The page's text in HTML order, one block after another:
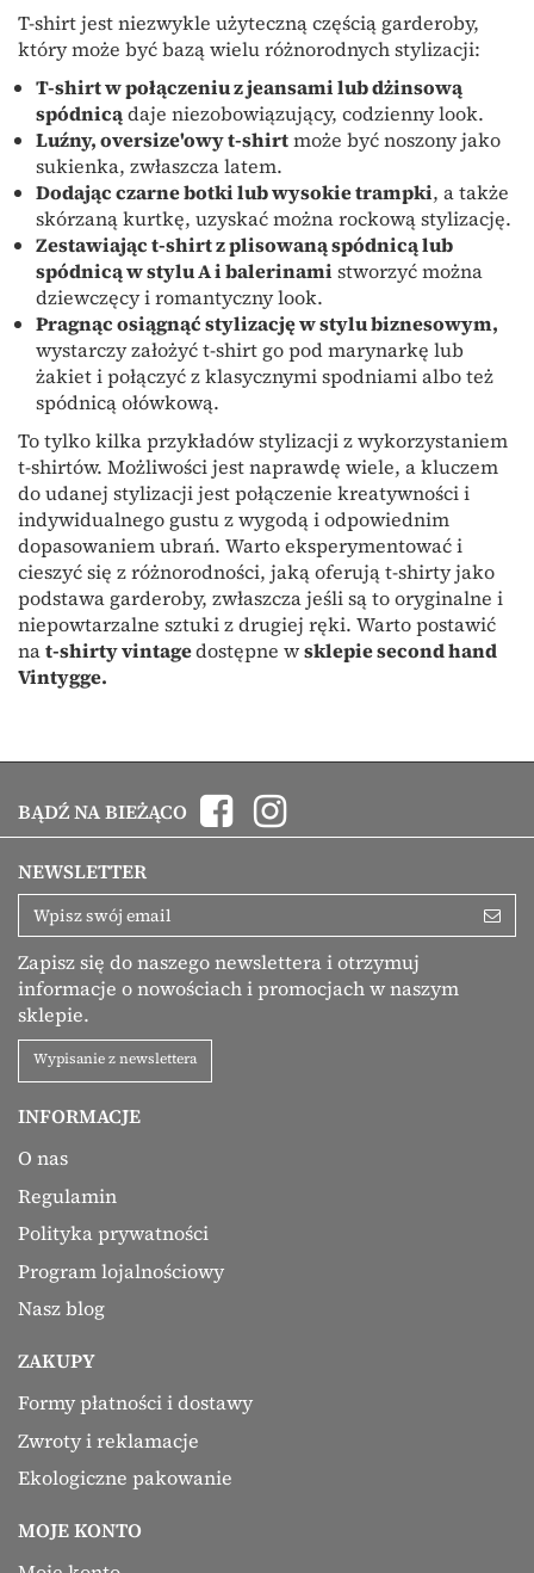
T-shirt jest niezwykle użyteczną częścią garderoby,
który może być bazą wielu różnorodnych stylizacji:
T-shirt w połączeniu z jeansami lub dżinsową
spódnicądaje niezobowiązujący, codzienny look.
Luźny, oversize'owy t-shirtmoże być noszony jako
sukienka, zwłaszcza latem.
Dodając czarne botki lub wysokie trampki, a także
skórzaną kurtkę, uzyskać można rockową stylizację.
Zestawiając t-shirt z plisowaną spódnicą lub
spódnicą w stylu A i balerinami stworzyć można
dziewczęcy i romantyczny look.
Pragnąc osiągnąć stylizację w stylu biznesowym,
wystarczy założyć t-shirt go pod marynarkę lub
żakiet i połączyć z klasycznymi spodniami albo też
spódnicą ołówkową.
To tylko kilka przykładów stylizacji z wykorzystaniem
t-shirtów. Możliwości jest naprawdę wiele, a kluczem
do udanej stylizacji jest połączenie kreatywności i
indywidualnego gustu z wygodą i odpowiednim
dopasowaniem ubrań. Warto eksperymentować i
cieszyć się z różnorodności, jaką oferują t-shirty jako
podstawa garderoby, zwłaszcza jeśli są to oryginalne i
niepowtarzalne sztuki z drugiej ręki. Warto postawić
nat-shirty vintagedostępne wsklepie second hand
Vintygge.
BĄDŹ NA BIEŻĄCO
NEWSLETTER
Zapisz się do naszego newslettera i otrzymuj
informacje o nowościach i promocjach w naszym
sklepie.
Wypisanie z newslettera
INFORMACJE
O nas
Regulamin
Polityka prywatności
Program lojalnościowy
Nasz blog
ZAKUPY
Formy płatności i dostawy
Zwroty i reklamacje
Ekologiczne pakowanie
MOJE KONTO